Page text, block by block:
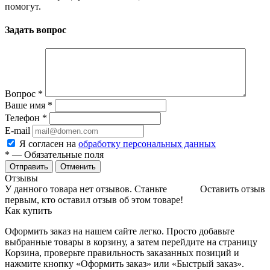
помогут.
Задать вопрос
Вопрос *
Ваше имя *
Телефон *
E-mail
Я согласен на обработку персональных данных
* — Обязательные поля
Отменить
Отзывы
Оставить отзыв
У данного товара нет отзывов. Станьте
первым, кто оставил отзыв об этом товаре!
Как купить
Оформить заказ на нашем сайте легко. Просто добавьте
выбранные товары в корзину, а затем перейдите на страницу
Корзина, проверьте правильность заказанных позиций и
нажмите кнопку «Оформить заказ» или «Быстрый заказ».